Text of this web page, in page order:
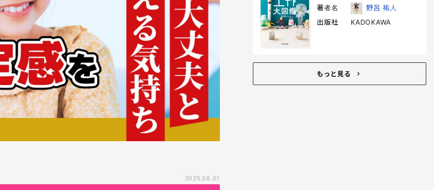
2025.08.01
著者名
野呂 祐人
出版社
KADOKAWA
もっと見る